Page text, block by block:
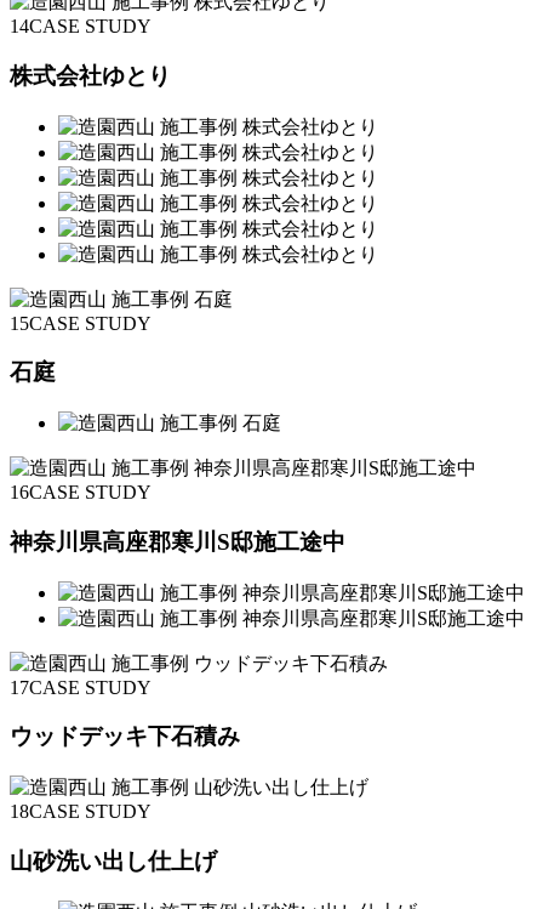
14CASE STUDY
株式会社ゆとり
15CASE STUDY
石庭
16CASE STUDY
神奈川県高座郡寒川S邸施工途中
17CASE STUDY
ウッドデッキ下石積み
18CASE STUDY
山砂洗い出し仕上げ